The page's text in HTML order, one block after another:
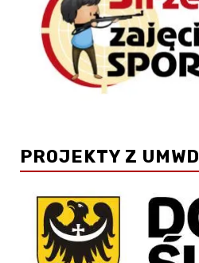
PROJEKTY Z UMWD